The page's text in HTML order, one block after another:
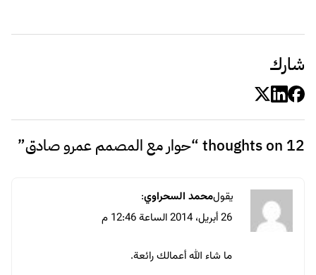
شارك
12 thoughts on “ حوار مع المصمم عمرو صادق”
يقولمحمد السحراوي:
26 أبريل، 2014 الساعة 12:46 م
ما شاء الله أعمالك رائعة.